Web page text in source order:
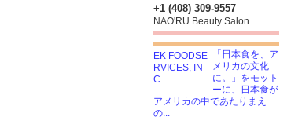
+1 (408) 309-9557
NAO'RU Beauty Salon
「日本食を、ア
メリカの文化
に。」をモット
ーに、日本食が
アメリカの中であたりまえ
の...